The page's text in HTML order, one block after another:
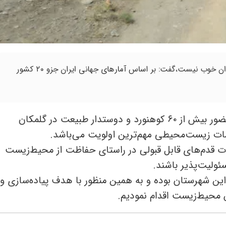
کلام‌تازه | رئیس هیات کوهنوردی شهر گلمکان با بیان اینکه وضعیت ایران از لحاظ مصرف پلاستیک چندان خوب نیست،گفت: بر اساس آمارهای جهانی ایران جزو ۲۰ کشور
به گزارش کلام تازه، محمود حسینی در همایش پاکسازی محیط‌زیست و طبیعت که باحضور بیش از ۶۰ کوهنورد و دوستدار طبیعت در گلمکان
زیست‌محیطی مهم‌ترین اولویت‌ می‌باشد.
قدم‌های قابل قبولی در راستای حفاظت از محیط‌زیست
باشند.
شهرستان بوده و به همین منظور با هدف پیاده‌سازی و
محیط‌زیست اقدام نمودیم.